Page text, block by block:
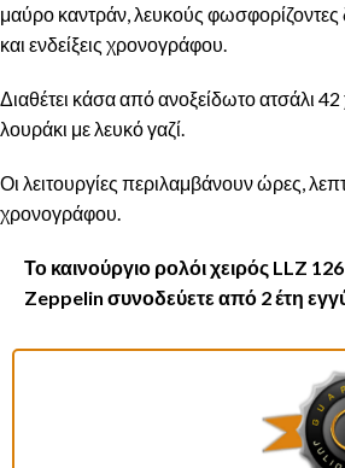
μαύρο καντράν, λευκούς φωσφορίζοντες
και ενδείξεις χρονογράφου.
Διαθέτει κάσα από ανοξείδωτο ατσάλι
λουράκι με λευκό γαζί.
Οι λειτουργίες περιλαμβάνουν ώρες,
χρονογράφου.
Το καινούργιο ρολόι χειρός LLZ
Zeppelin συνοδεύετε από 2 έτη